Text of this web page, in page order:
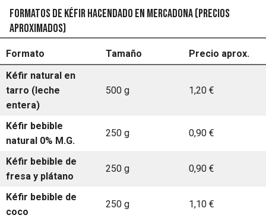
Formatos de kéfir Hacendado en Mercadona (precios
aproximados)
Formato Tamaño
Precio aprox.
Kéfir natural en
tarro (leche
entera)
500 g 1,20 €
Kéfir bebible
natural 0% M.G.
250 g 0,90 €
Kéfir bebible de
fresa y plátano
250 g 0,90 €
Kéfir bebible de
coco
250 g 1,10 €